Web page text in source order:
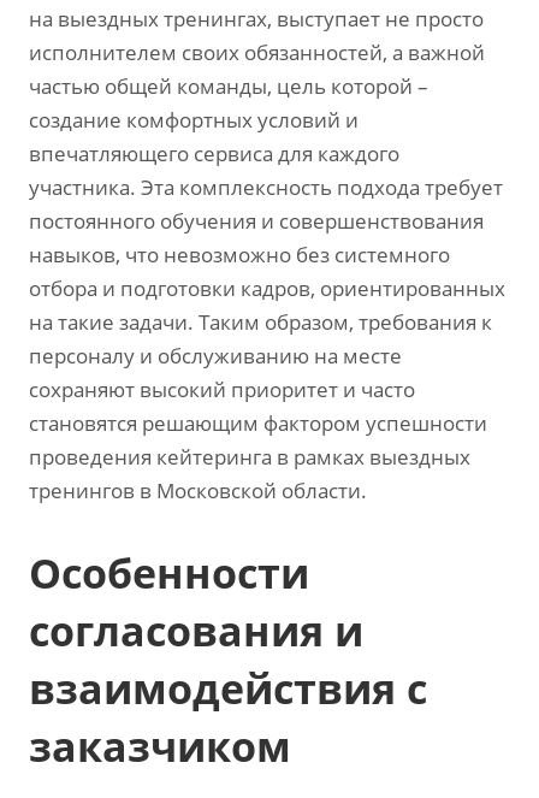
на выездных тренингах, выступает не просто
исполнителем своих обязанностей, а важной
частью общей команды, цель которой –
создание комфортных условий и
впечатляющего сервиса для каждого
участника. Эта комплексность подхода требует
постоянного обучения и совершенствования
навыков, что невозможно без системного
отбора и подготовки кадров, ориентированных
на такие задачи. Таким образом, требования к
персоналу и обслуживанию на месте
сохраняют высокий приоритет и часто
становятся решающим фактором успешности
проведения кейтеринга в рамках выездных
тренингов в Московской области.
Особенности
согласования и
взаимодействия с
заказчиком